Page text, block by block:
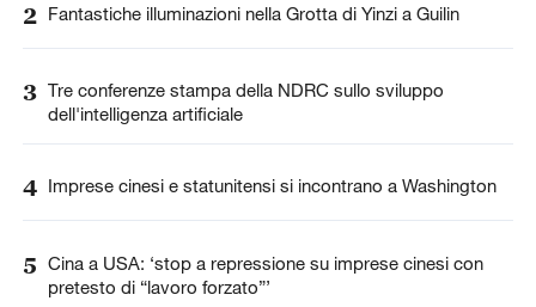
2 Fantastiche illuminazioni nella Grotta di Yinzi a Guilin
3 Tre conferenze stampa della NDRC sullo sviluppo
dell'intelligenza artificiale
4 Imprese cinesi e statunitensi si incontrano a Washington
5 Cina a USA: ‘stop a repressione su imprese cinesi con
pretesto di “lavoro forzato”’